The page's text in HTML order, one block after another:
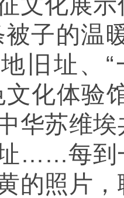
被子的温
旧址、
文化体验
华苏维
……每到
的照片